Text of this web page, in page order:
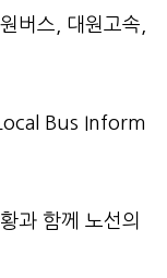
버스, 대원고속,
Bus Inform
과 함께 노선의